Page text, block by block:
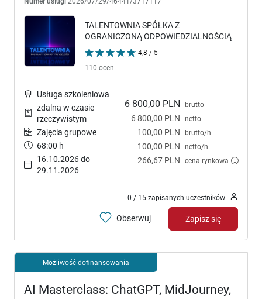
TALENTOWNIA SPÓŁKA Z
OGRANICZONĄ ODPOWIEDZIALNOŚCIĄ
4,8 / 5
110 ocen
6 800,00 PLN brutto
6 800,00 PLN netto
100,00 PLN brutto/h
100,00 PLN netto/h
266,67 PLN cena rynkowa
Usługa szkoleniowa
zdalna w czasie
rzeczywistym
Zajęcia grupowe
68:00 h
16.10.2026 do
29.11.2026
0 / 15 zapisanych uczestników
Obserwuj Zapisz się
Możliwość dofinansowania
AI Masterclass: ChatGPT, MidJourney,